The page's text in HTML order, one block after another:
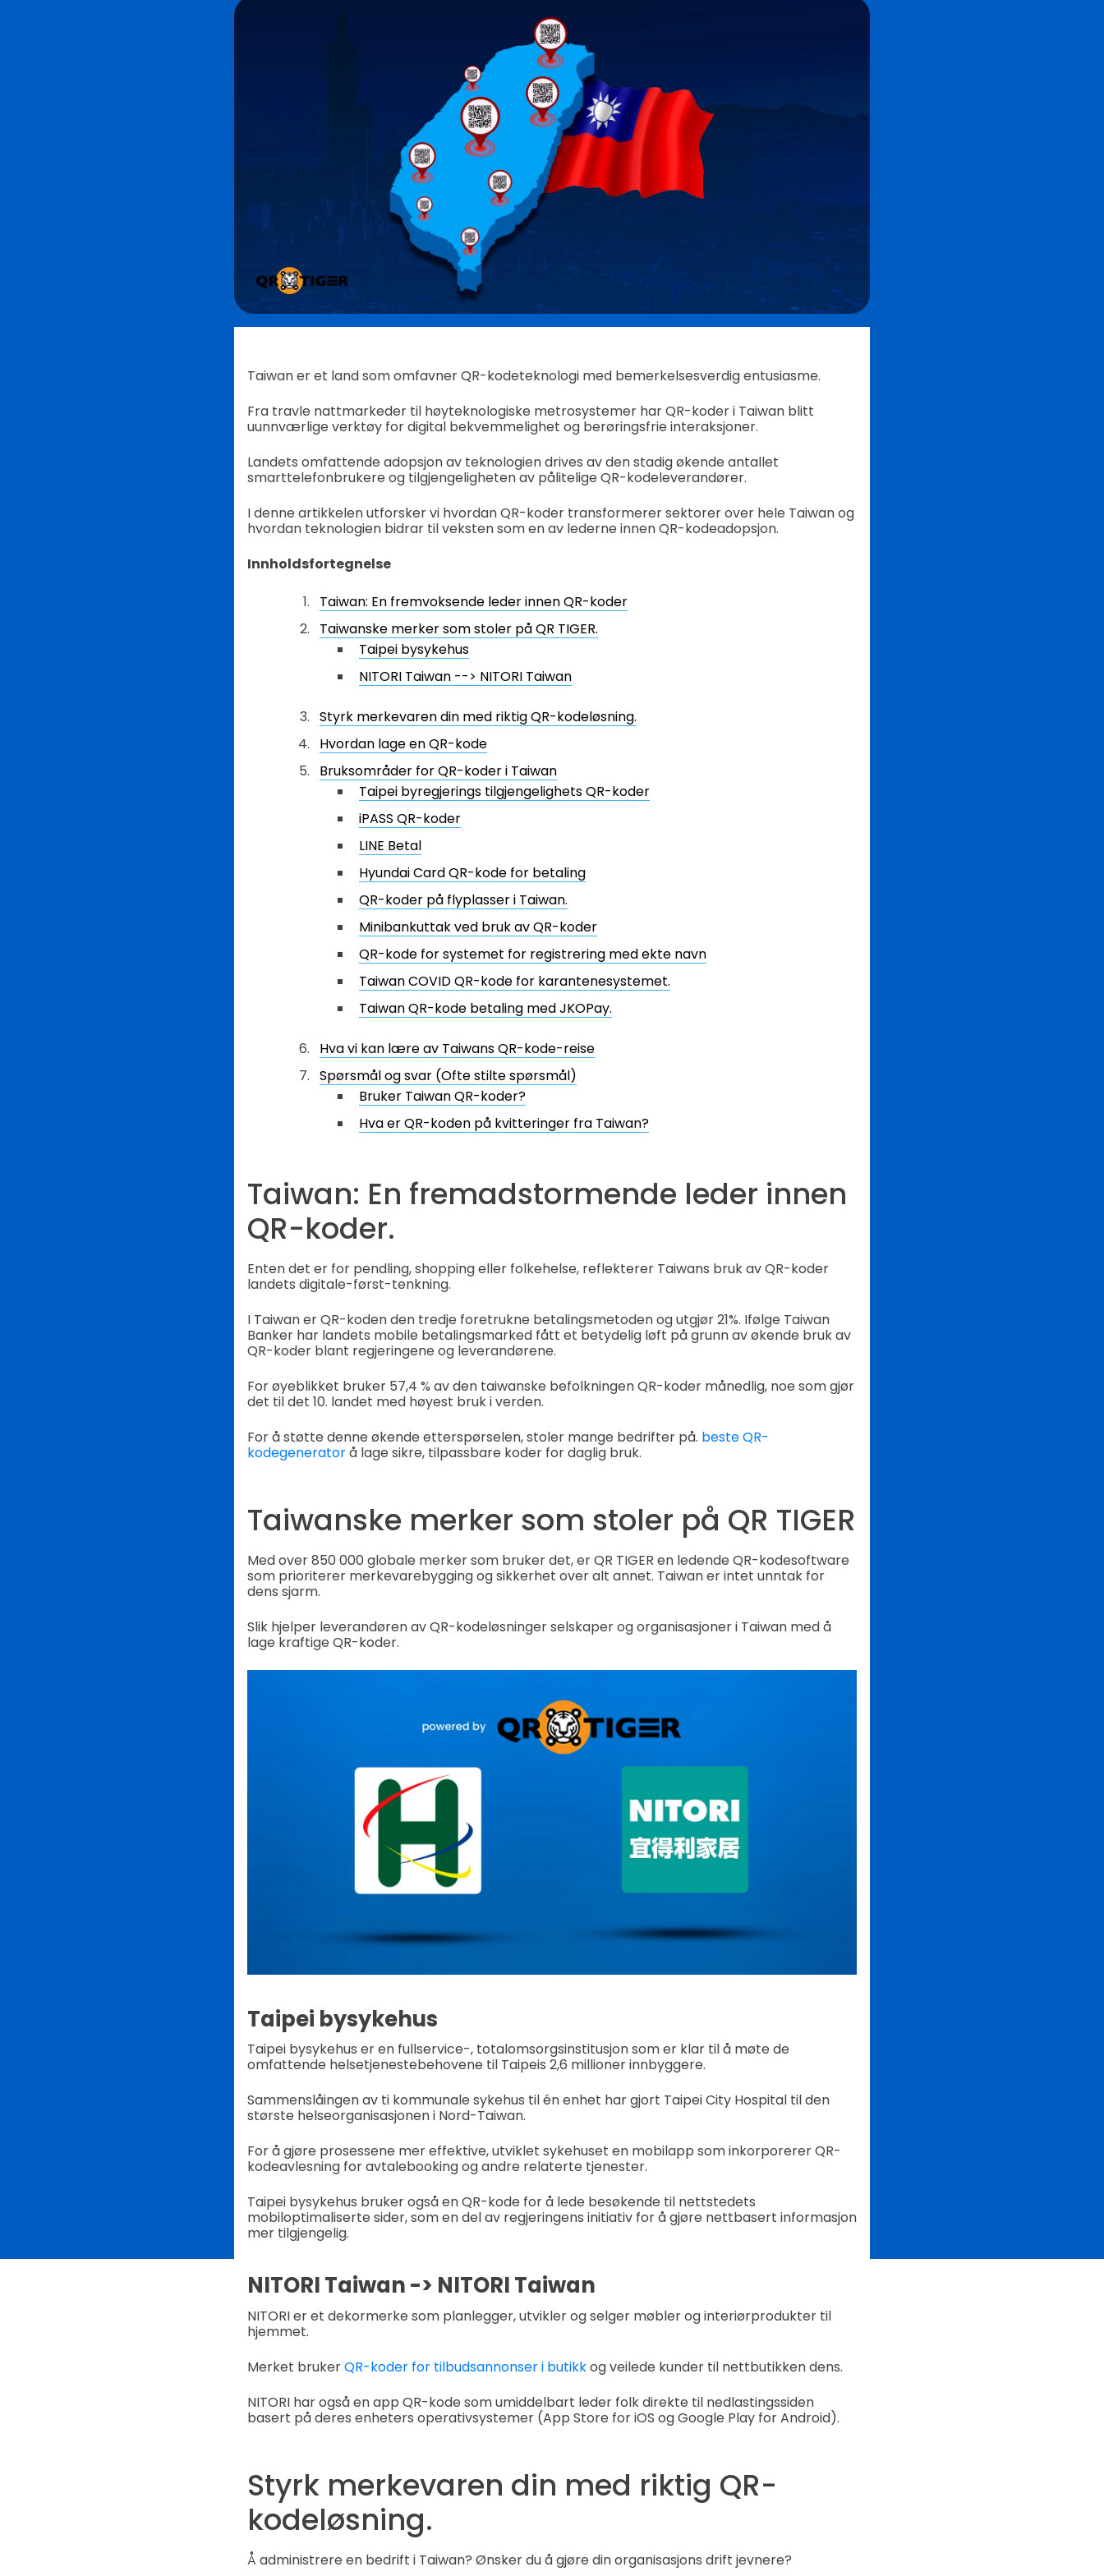
Taiwan er et land som omfavner QR-kodeteknologi med bemerkelsesverdig entusiasme.
Fra travle nattmarkeder til høyteknologiske metrosystemer har QR-koder i Taiwan blitt
uunnværlige verktøy for digital bekvemmelighet og berøringsfrie interaksjoner.
Landets omfattende adopsjon av teknologien drives av den stadig økende antallet
smarttelefonbrukere og tilgjengeligheten av pålitelige QR-kodeleverandører.
I denne artikkelen utforsker vi hvordan QR-koder transformerer sektorer over hele Taiwan og
hvordan teknologien bidrar til veksten som en av lederne innen QR-kodeadopsjon.
Innholdsfortegnelse
Taiwan: En fremvoksende leder innen QR-koder
Taiwanske merker som stoler på QR TIGER.
Taipei bysykehus
NITORI Taiwan --> NITORI Taiwan
Styrk merkevaren din med riktig QR-kodeløsning.
Hvordan lage en QR-kode
Bruksområder for QR-koder i Taiwan
Taipei byregjerings tilgjengelighets QR-koder
iPASS QR-koder
LINE Betal
Hyundai Card QR-kode for betaling
QR-koder på flyplasser i Taiwan.
Minibankuttak ved bruk av QR-koder
QR-kode for systemet for registrering med ekte navn
Taiwan COVID QR-kode for karantenesystemet.
Taiwan QR-kode betaling med JKOPay.
Hva vi kan lære av Taiwans QR-kode-reise
Spørsmål og svar (Ofte stilte spørsmål)
Bruker Taiwan QR-koder?
Hva er QR-koden på kvitteringer fra Taiwan?
Taiwan: En fremadstormende leder innen
QR-koder.
Enten det er for pendling, shopping eller folkehelse, reflekterer Taiwans bruk av QR-koder
landets digitale-først-tenkning.
I Taiwan er QR-koden den tredje foretrukne betalingsmetoden og utgjør 21%. Ifølge Taiwan
Banker har landets mobile betalingsmarked fått et betydelig løft på grunn av økende bruk av
QR-koder blant regjeringene og leverandørene.
For øyeblikket bruker 57,4 % av den taiwanske befolkningen QR-koder månedlig, noe som gjør
det til det 10. landet med høyest bruk i verden.
For å støtte denne økende etterspørselen, stoler mange bedrifter på. beste QR-
kodegeneratorå lage sikre, tilpassbare koder for daglig bruk.
Taiwanske merker som stoler på QR TIGER
Med over 850 000 globale merker som bruker det, er QR TIGER en ledende QR-kodesoftware
som prioriterer merkevarebygging og sikkerhet over alt annet. Taiwan er intet unntak for
dens sjarm.
Slik hjelper leverandøren av QR-kodeløsninger selskaper og organisasjoner i Taiwan med å
lage kraftige QR-koder.
Taipei bysykehus
Taipei bysykehus er en fullservice-, totalomsorgsinstitusjon som er klar til å møte de
omfattende helsetjenestebehovene til Taipeis 2,6 millioner innbyggere.
Sammenslåingen av ti kommunale sykehus til én enhet har gjort Taipei City Hospital til den
største helseorganisasjonen i Nord-Taiwan.
For å gjøre prosessene mer effektive, utviklet sykehuset en mobilapp som inkorporerer QR-
kodeavlesning for avtalebooking og andre relaterte tjenester.
Taipei bysykehus bruker også en QR-kode for å lede besøkende til nettstedets
mobiloptimaliserte sider, som en del av regjeringens initiativ for å gjøre nettbasert informasjon
mer tilgjengelig.
NITORI Taiwan -> NITORI Taiwan
NITORI er et dekormerke som planlegger, utvikler og selger møbler og interiørprodukter til
hjemmet.
Merket brukerQR-koder for tilbudsannonser i butikkog veilede kunder til nettbutikken dens.
NITORI har også en app QR-kode som umiddelbart leder folk direkte til nedlastingssiden
basert på deres enheters operativsystemer (App Store for iOS og Google Play for Android).
Styrk merkevaren din med riktig QR-
kodeløsning.
Å administrere en bedrift i Taiwan? Ønsker du å gjøre din organisasjons drift jevnere?